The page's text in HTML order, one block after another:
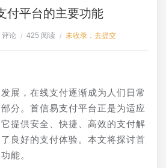
付平台的主要功能
评论 / 425 阅读 / 未收录，去提交
展，在线支付逐渐成为人们日常
分。首信易支付平台正是为适应
提供安全、快捷、高效的支付解
良好的支付体验。本文将探讨首
能。